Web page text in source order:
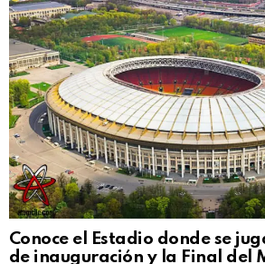
Conoce el Estadio donde se
de inauguración y la Final del